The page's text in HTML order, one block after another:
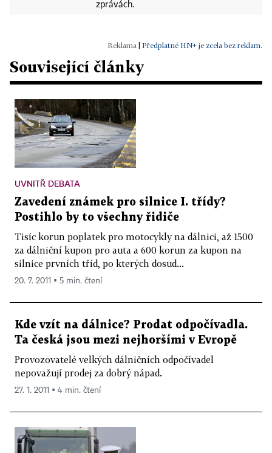
zprávách.
Předplatné HN+ je zcela bez reklam.
Související články
UVNITŘ DEBATA
Zavedení známek pro silnice I. třídy?
Postihlo by to všechny řidiče
Tisíc korun poplatek pro motocykly na dálnici, až 1500
za dálniční kupon pro auta a 600 korun za kupon na
silnice prvních tříd, po kterých dosud...
20. 7. 2011 ▪ 5 min. čtení
Kde vzít na dálnice? Prodat odpočívadla.
Ta česká jsou mezi nejhoršími v Evropě
Provozovatelé velkých dálničních odpočívadel
nepovažují prodej za dobrý nápad.
27. 1. 2011 ▪ 4 min. čtení